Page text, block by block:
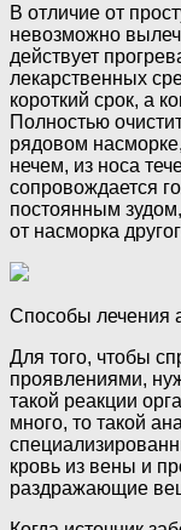
В отличие от
невозможно
действует
лекарственных
короткий срок, а
Полностью
рядовом
нечем, из носа
сопровождается
постоянным
от насморка
Способы лечения
Для того, чтобы
проявлениями,
такой реакции
много, то такой
кровь из вены и
раздражающие